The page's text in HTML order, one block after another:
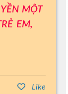
MỘT
EM,
Like